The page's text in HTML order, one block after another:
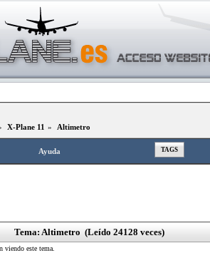
X-Plane 11 » Altimetro
Ayuda TAGS
Tema: Altimetro (Leído 24128 veces)
viendo este tema.